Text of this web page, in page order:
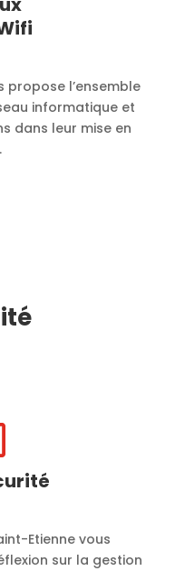
propose l’ensemble
informatique et
dans leur mise en
Etienne vous
sur la gestion